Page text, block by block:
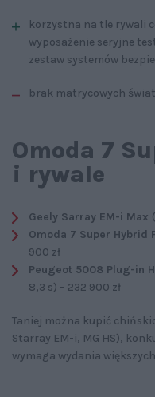
korzystna na tle rywali
wyposażenie seryjne
zestaw systemów
brak matrycowych
Omoda 7
i rywale
Geely Sarray EM-i Max
Omoda 7 Super Hybrid
900 zł
Peugeot 5008 Plug-in
8,3 s) – 232 900 zł
Taniej można kupić
Starray EM-i, MG HS),
wymaga wydania